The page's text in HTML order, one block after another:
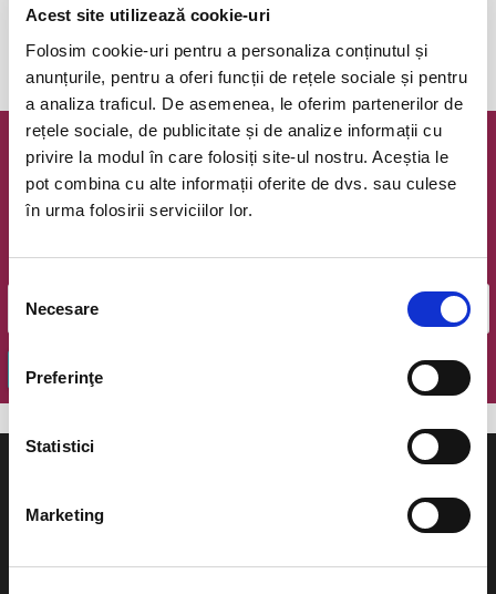
Acest site utilizează cookie-uri
Folosim cookie-uri pentru a personaliza conținutul și
anunțurile, pentru a oferi funcții de rețele sociale și pentru
a analiza traficul. De asemenea, le oferim partenerilor de
rețele sociale, de publicitate și de analize informații cu
privire la modul în care folosiți site-ul nostru. Aceștia le
pot combina cu alte informații oferite de dvs. sau culese
în urma folosirii serviciilor lor.
Selecția
consimțământului
Necesare
Preferinţe
Statistici
Marketing
Newsletter @ Bilete.ro
Oferte exclusive si o editie saptamanala cu cele mai noi
OK
Ajutor
Evenimente